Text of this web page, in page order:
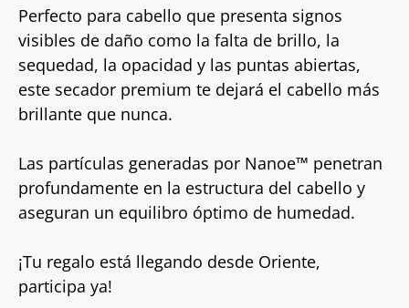
Perfecto para cabello que presenta signos
visibles de daño como la falta de brillo, la
sequedad, la opacidad y las puntas abiertas,
este secador premium te dejará el cabello más
brillante que nunca.
Las partículas generadas por Nanoe™ penetran
profundamente en la estructura del cabello y
aseguran un equilibro óptimo de humedad.
¡Tu regalo está llegando desde Oriente,
participa ya!